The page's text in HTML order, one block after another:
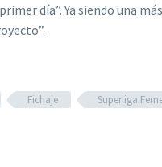
día”. Ya siendo una
Fichaje Superliga